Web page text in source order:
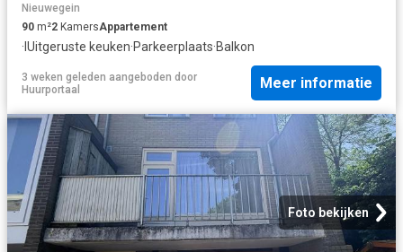
Nieuwegein
90 m²2 KamersAppartement
· IUitgeruste keuken·Parkeerplaats·Balkon
3 weken geleden aangeboden door
Huurportaal
Meer informatie
Foto bekijken